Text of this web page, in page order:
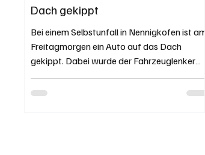
Dach gekippt
Bei einem Selbstunfall in Nennigkofen ist am
Freitagmorgen ein Auto auf das Dach
gekippt. Dabei wurde der Fahrzeuglenker
verletzt....